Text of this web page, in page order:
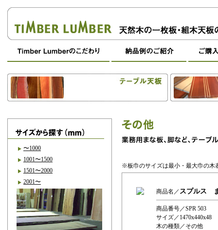
〜1000
1001〜1500
1501〜2000
2001〜
※板巾のサイズは最小・最大巾の木
商品名／ スプルス
商品番号／SPR 503
サイズ／1470x440x48
木の種類／その他